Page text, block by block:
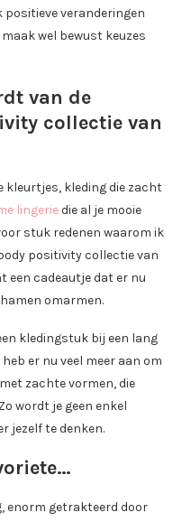
positieve veranderingen
wel bewust keuzes
van de
collectie van
kleurtjes, kleding die zacht
lingeriedie al je mooie
stuk redenen waarom ik
positivity collectie van
een cadeautje dat er nu
omarmen.
kledingstuk bij een lang
er nu veel meer aan om
zachte vormen, die
wordt je geen enkel
jezelf te denken.
enorm getrakteerd door